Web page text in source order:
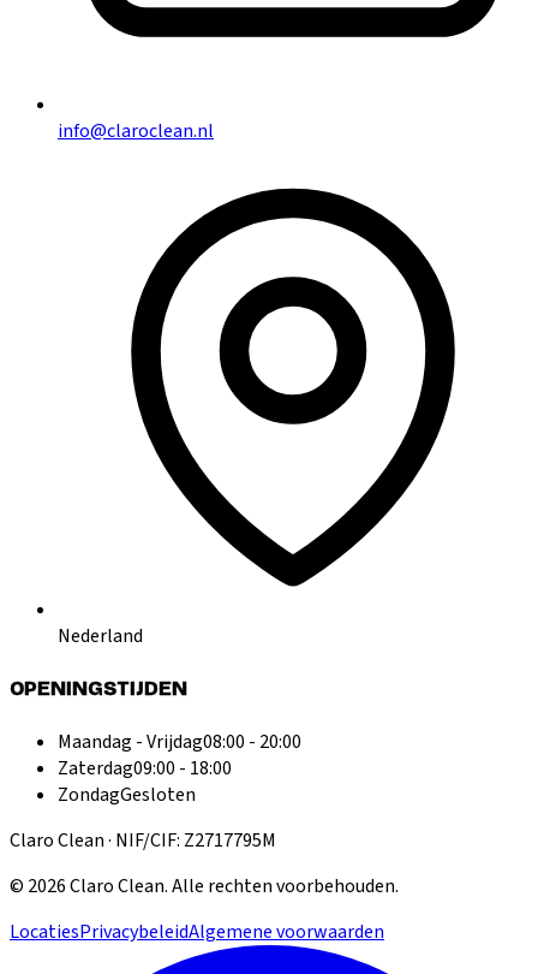
info@claroclean.nl
Nederland
OPENINGSTIJDEN
Maandag - Vrijdag08:00 - 20:00
Zaterdag09:00 - 18:00
ZondagGesloten
Claro Clean · NIF/CIF: Z2717795M
© 2026Claro Clean.Alle rechten voorbehouden.
LocatiesPrivacybeleidAlgemene voorwaarden